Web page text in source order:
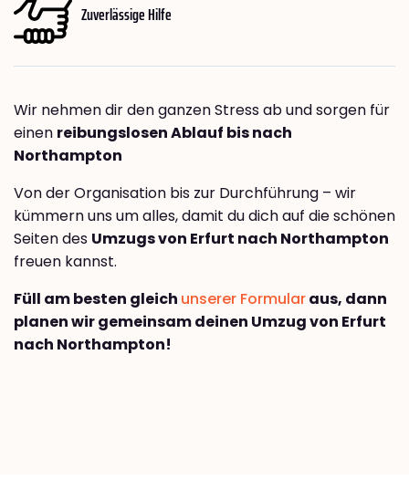
Zuverlässige Hilfe
Wir nehmen dir den ganzen Stress ab und sorgen für
einen reibungslosen Ablauf bis nach
Northampton
Von der Organisation bis zur Durchführung – wir
kümmern uns um alles, damit du dich auf die schönen
Seiten des Umzugs von Erfurt nach Northampton
freuen kannst.
Füll am besten gleich unserer Formularaus, dann
planen wir gemeinsam deinen Umzug von Erfurt
nach Northampton!